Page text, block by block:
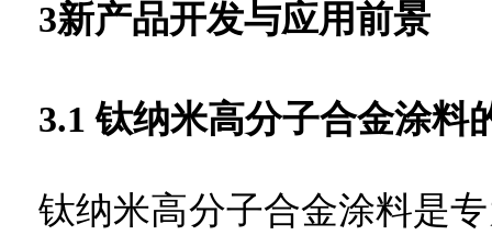
3新产品开发与应用前景
3.1钛纳米高分子合金涂料
钛纳米高分子合金涂料是